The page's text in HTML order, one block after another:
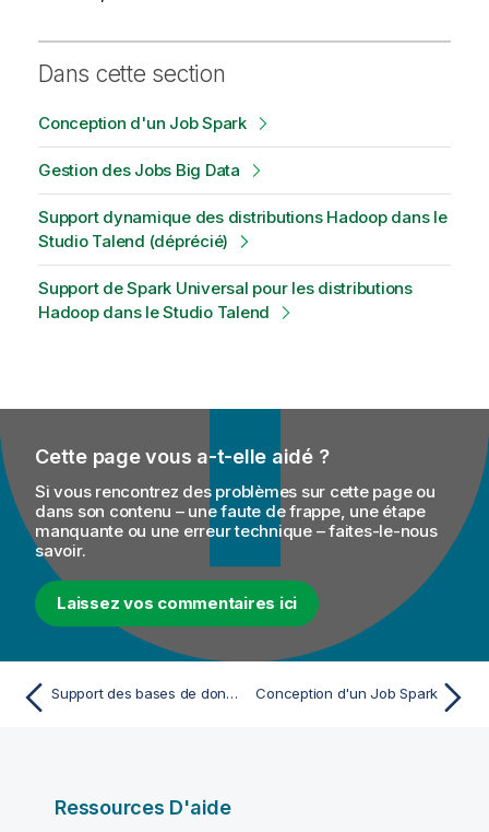
Dans cette section
Conception d'un Job Spark
Gestion des Jobs Big Data
Support dynamique des distributions Hadoop dans le
Studio Talend (déprécié)
Support de Spark Universal pour les distributions
Hadoop dans le Studio Talend
Cette page vous a-t-elle aidé ?
Si vous rencontrez des problèmes sur cette page ou
dans son contenu – une faute de frappe, une étape
manquante ou une erreur technique – faites-le-nous
savoir.
Laissez vos commentaires ici
Support des bases de données pour le CDC Conception d'un Job Spark
Ressources D'aide